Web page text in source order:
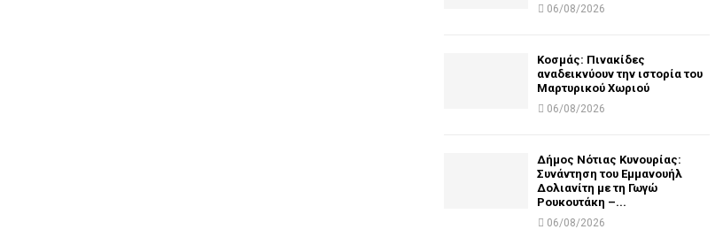
06/08/2026
Κοσμάς: Πινακίδες
αναδεικνύουν την ιστορία του
Μαρτυρικού Χωριού
06/08/2026
Δήμος Νότιας Κυνουρίας:
Συνάντηση του Εμμανουήλ
Δολιανίτη με τη Γωγώ
Ρουκουτάκη –...
06/08/2026